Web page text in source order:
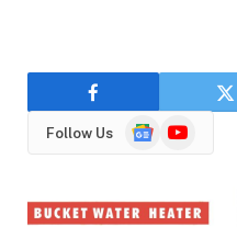
Follow Us
GoogleYouTube